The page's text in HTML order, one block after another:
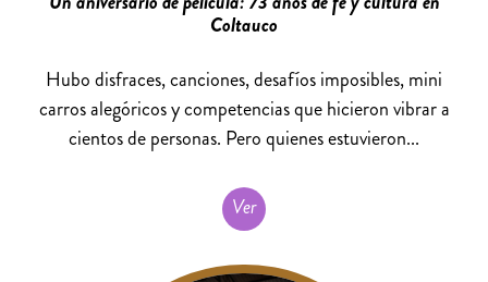
Coltauco
Hubo disfraces, canciones, desafíos imposibles, mini
carros alegóricos y competencias que hicieron vibrar a
cientos de personas. Pero quienes estuvieron...
Ver